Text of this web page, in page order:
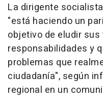
La dirigente
"está haciendo un
objetivo de eludir sus
responsabilidades y
problemas que
ciudadanía", según
regional en un